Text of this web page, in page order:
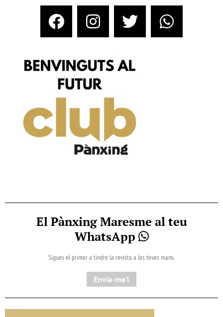
El Pànxing Maresme al teu
WhatsApp
Sigues el primer a tindre la revista a les teves mans.
Envia-me'l